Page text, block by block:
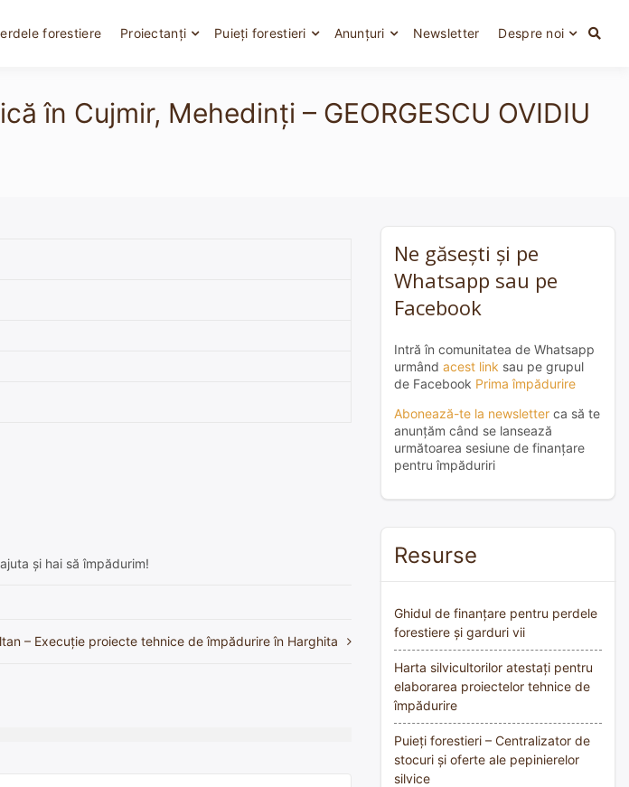
forestiere Proiectanți Puieți forestieri Anunțuri Newsletter Despre noi
în Cujmir, Mehedinți – GEORGESCU OVIDIU
și hai să împădurim!
– Execuție proiecte tehnice de împădurire în Harghita
Ne găsești și pe
Whatsapp sau pe
Facebook
Intră în comunitatea de Whatsapp
urmând acest link sau pe grupul
de Facebook Prima împădurire
Abonează-te la newsletter ca să te
anunțăm când se lansează
următoarea sesiune de finanțare
pentru împăduriri
Resurse
Ghidul de finanțare pentru perdele
forestiere și garduri vii
Harta silvicultorilor atestați pentru
elaborarea proiectelor tehnice de
împădurire
Puieți forestieri – Centralizator de
stocuri și oferte ale pepinierelor
silvice